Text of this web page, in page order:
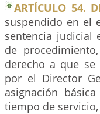
ARTÍCULO 54.
suspendido en el
sentencia judicial
de
derecho a que
por el Director
asignación
tiempo de